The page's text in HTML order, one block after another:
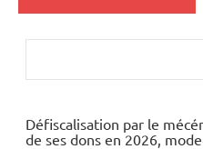
Défiscalisation par le
de ses dons en 2026,